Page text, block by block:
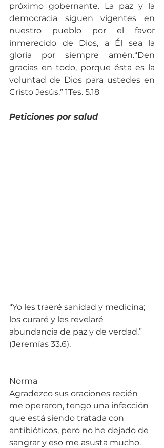
próximo gobernante. La paz y la
democracia siguen vigentes en
nuestro pueblo por el favor
inmerecido de Dios, a Él sea la
gloria por siempre amén.“Den
gracias en todo, porque ésta es la
voluntad de Dios para ustedes en
Cristo Jesús.” 1Tes. 5.18
Peticiones por salud
“Yo les traeré sanidad y medicina;
los curaré y les revelaré
abundancia de paz y de verdad.”
(Jeremías 33.6).
Norma
Agradezco sus oraciones recién
me operaron, tengo una infección
que está siendo tratada con
antibióticos, pero no he dejado de
sangrar y eso me asusta mucho.